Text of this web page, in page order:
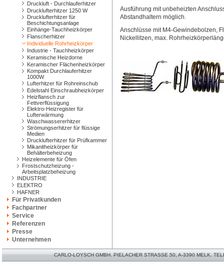
Druckluft - Durchlauferhitzer
Drucklufterhitzer 1250 W
Drucklufterhitzer für
Beschichtungsanlage
Einhänge-Tauchheizkörper
Flanscherhitzer
Individuelle Rohrheizkörper
Industrie - Tauchheizkörper
Keramische Heizdorne
Keramischer Flächenheizkörper
Kompakt Durchlauferhitzer
1000W
Lufterhitzer für Rohreinschub
Edelstahl Einschraubheizkörper
Heizflansch zur
Fettverflüssigung
Elektro-Heizregister für
Lufterwärmung
Waschwassererhitzer
Strömungserhitzer für flüssige
Medien
Drucklufterhitzer für Prüfkammer
Mikanitheizkörper für
Behälterbeheizung
Heizelemente für Öfen
Frostschutzheizung -
Arbeitsplatzbeheizung
INDUSTRIE
ELEKTRO
HAFNER
Für Privatkunden
Fachpartner
Service
Referenzen
Presse
Unternehmen
Ausführung mit unbeheizten
Abstandhaltern möglich.
Anschlüsse mit M4-Gewindebolzen,
Nickellitzen, max.
CARLO-LOYSCH GMBH. PIELACHER STRASSE 50, A-3390 MELK.